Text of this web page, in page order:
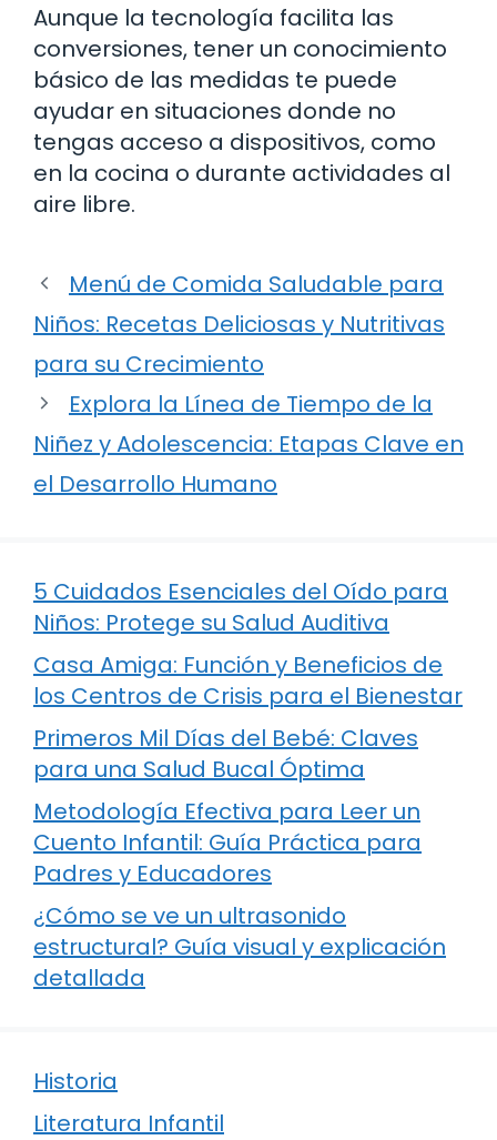
Aunque la tecnología facilita las
conversiones, tener un conocimiento
básico de las medidas te puede
ayudar en situaciones donde no
tengas acceso a dispositivos, como
en la cocina o durante actividades al
aire libre.
Menú de Comida Saludable para
Niños: Recetas Deliciosas y Nutritivas
para su Crecimiento
Explora la Línea de Tiempo de la
Niñez y Adolescencia: Etapas Clave en
el Desarrollo Humano
5 Cuidados Esenciales del Oído para
Niños: Protege su Salud Auditiva
Casa Amiga: Función y Beneficios de
los Centros de Crisis para el Bienestar
Primeros Mil Días del Bebé: Claves
para una Salud Bucal Óptima
Metodología Efectiva para Leer un
Cuento Infantil: Guía Práctica para
Padres y Educadores
¿Cómo se ve un ultrasonido
estructural? Guía visual y explicación
detallada
Historia
Literatura Infantil